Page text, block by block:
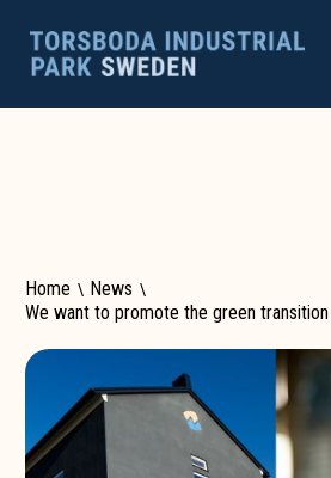
Home \ News \
We want to promote the green